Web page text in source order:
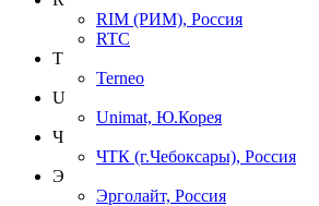
RIM (РИМ), Россия
RTC
T
Terneo
U
Unimat, Ю.Корея
Ч
ЧТК (г.Чебоксары), Россия
Э
Эрголайт, Россия